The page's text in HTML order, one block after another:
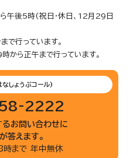
午後5時(祝日・休日、12月29日
行っています。
から正午まで行っています。
なしょうぶコール)
2222
るお問い合わせに
答えます。
まで 年中無休